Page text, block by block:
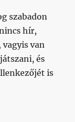
szabadon
hír,
van
és
is